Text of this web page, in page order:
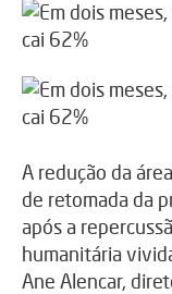
A redução da
de retomada da
após a
humanitária
Ane Alencar,